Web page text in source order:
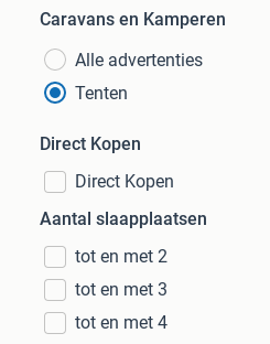
Caravans en Kamperen
Alle advertenties
Tenten
Direct Kopen
Direct Kopen
Aantal slaapplaatsen
tot en met 2
tot en met 3
tot en met 4